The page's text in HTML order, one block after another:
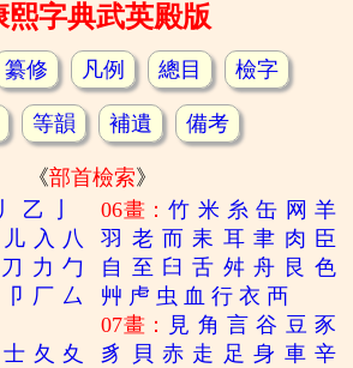
熙字典武英殿版
纂修 凡例 總目 檢字
等韻 補遺 備考
《部首檢索》
丿 乙
儿 入 八
刀 力 勹
卩 厂 厶
士 夂 夊
06畫：竹 米 糸 缶 网 羊
羽 老 而 耒 耳 聿 肉 臣
自 至 臼 舌 舛 舟 艮 色
艸 虍 虫 血 行 衣 襾
07畫： 見 角 言 谷 豆 豕
豸
貝 赤 走 足 身 車 辛